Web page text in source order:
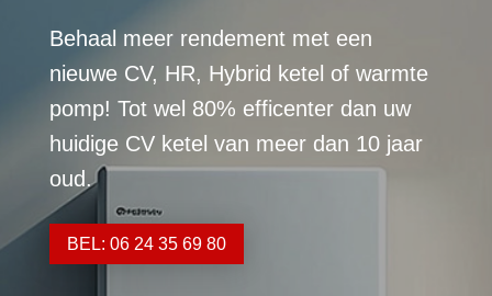
Behaal meer rendement met een
nieuwe CV, HR, Hybrid ketel of warmte
pomp! Tot wel 80% efficenter dan uw
huidige CV ketel van meer dan 10 jaar
oud.
BEL: 06 24 35 69 80